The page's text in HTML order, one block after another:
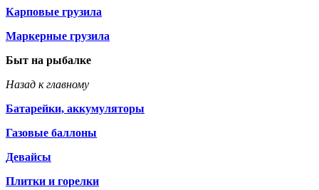
Карповые грузила
Маркерные грузила
Быт на рыбалке
Назад к главному
Батарейки, аккумуляторы
Газовые баллоны
Девайсы
Плитки и горелки